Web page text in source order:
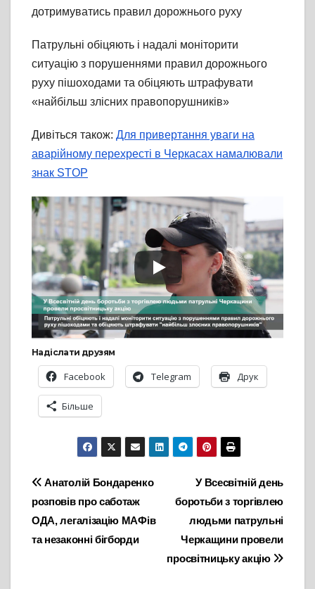
дотримуватись правил дорожнього руху
Патрульні обіцяють і надалі моніторити
ситуацію з порушеннями правил дорожнього
руху пішоходами та обіцяють штрафувати
«найбільш злісних правопорушників»
Дивіться також: Для привертання уваги на
аварійному перехресті в Черкасах намалювали
знак STOP
Надіслати друзям
Facebook Telegram Друк
Більше
Навігація
записів
У Всесвітній день
боротьби з торгівлею
людьми патрульні
Черкащини провели
просвітницьку акцію
Анатолій Бондаренко
розповів про саботаж
ОДА, легалізацію МАФів
та незаконні бігборди